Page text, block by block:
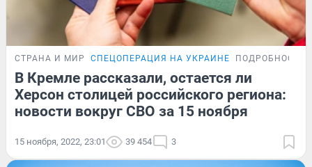
СТРАНА И МИР СПЕЦОПЕРАЦИЯ НА УКРАИНЕ ПОДРОБНОСТИ
В Кремле рассказали, остается ли
Херсон столицей российского региона:
новости вокруг СВО за 15 ноября
15 ноября, 2022, 23:01 39 454 3